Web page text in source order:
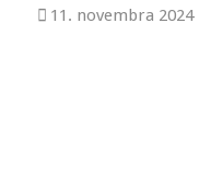
11. novembra 2024